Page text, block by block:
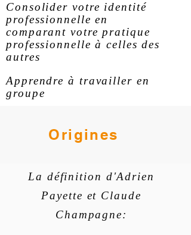
La définition d'Adrien
Payette et Claude
Champagne:
Consolider votre identité
professionnelle en
comparant votre pratique
professionnelle à celles des
autres
Apprendre à travailler en
groupe
Origines